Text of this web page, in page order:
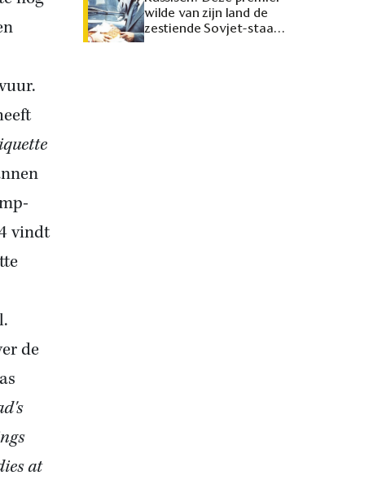
vindt
de
at
wilde van zijn land de
zestiende Sovjet-staat
maken